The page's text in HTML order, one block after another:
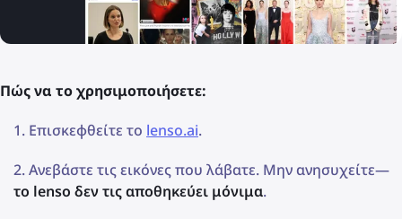
Πώς να το χρησιμοποιήσετε:
Επισκεφθείτε το lenso.ai.
Ανεβάστε τις εικόνες που λάβατε. Μην ανησυχείτε—
το lenso δεν τις αποθηκεύει μόνιμα.